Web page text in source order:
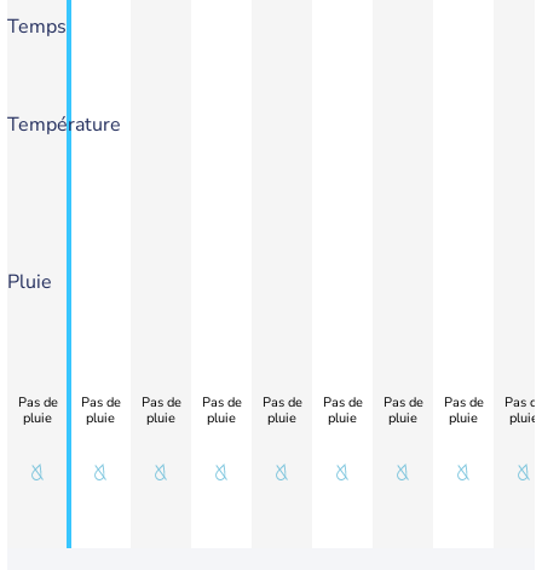
Temps
Température
Pluie
Pas de
pluie
Pas de
pluie
Pas de
pluie
Pas de
pluie
Pas de
pluie
Pas de
pluie
Pas de
pluie
Pas de
pluie
Pas
pluie